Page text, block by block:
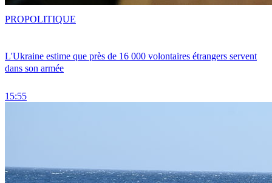
L'Ukraine estime que près de 16 000 volontaires étrangers servent
dans son armée
15:55
PROPOLITIQUE